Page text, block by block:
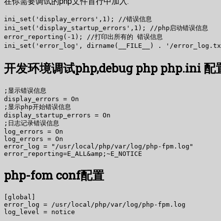
ini_set('display_errors',1); //错误信息
ini_set('display_startup_errors',1); //php启动错误信息
error_reporting(-1); //打印出所有的 错误信息
开发环境调试php,debug php php.ini 配
;显示错误信息
display_errors = On
;显示php开始错误信息
display_startup_errors = On
;日志记录错误信息
log_errors = On
log_errors = On
error_log = "/usr/local/php/var/log/php-fpm.log"
php-fom conf配置
[global]
error_log = /usr/local/php/var/log/php-fpm.log
log_level = notice